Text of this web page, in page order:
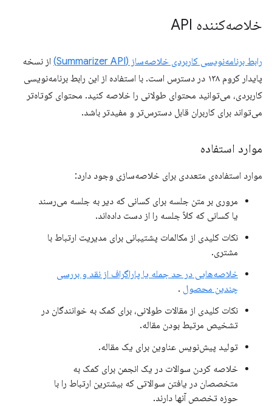
خلاصه‌کننده API
رابط برنامه‌نویسی کاربردی خلاصه‌ساز (Summarizer API)
از نسخه
پایدار کروم ۱۳۸ در دسترس است. با استفاده از این رابط برنامه‌نویسی
کاربردی، می‌توانید محتوای طولانی را خلاصه کنید. محتوای کوتاه‌تر
می‌تواند برای کاربران قابل دسترس‌تر و مفیدتر باشد.
موارد استفاده
موارد استفاده‌ی متعددی برای خلاصه‌سازی وجود دارد:
مروری بر متن جلسه برای کسانی که دیر به جلسه می‌رسند
یا کسانی که کلاً جلسه را از دست داده‌اند.
نکات کلیدی از مکالمات پشتیبانی برای مدیریت ارتباط با
مشتری.
خلاصه‌هایی در حد جمله یا پاراگراف از نقد و بررسی
چندین محصول .
نکات کلیدی از مقالات طولانی، برای کمک به خوانندگان در
تشخیص مرتبط بودن مقاله.
تولید پیش‌نویس عناوین برای یک مقاله.
خلاصه کردن سوالات در یک انجمن برای کمک به
متخصصان در یافتن سوالاتی که بیشترین ارتباط را با
حوزه تخصص آنها دارند.